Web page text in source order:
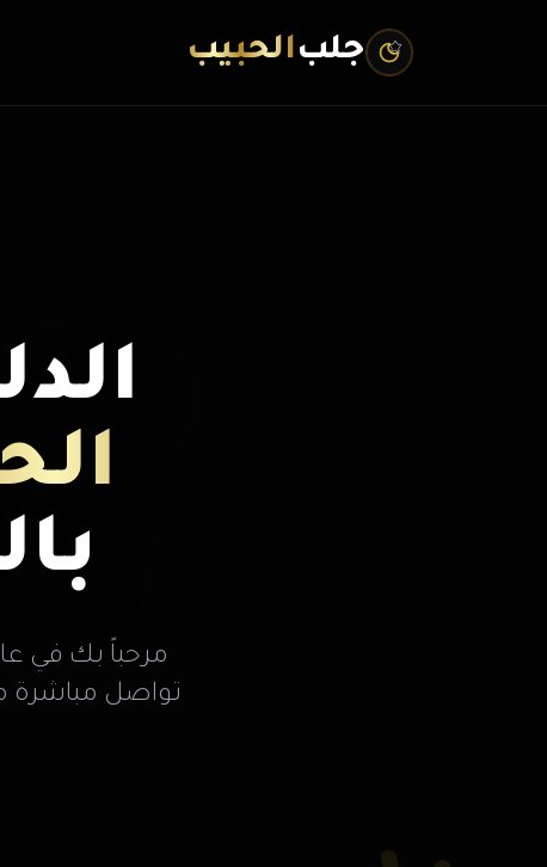
جلبالحبيب
مرحباً بك في
تواصل مباشرة